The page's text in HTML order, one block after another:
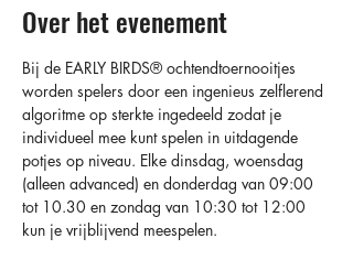
Over het evenement
Bij de EARLY BIRDS®️ ochtendtoernooitjes
worden spelers door een ingenieus zelflerend
algoritme op sterkte ingedeeld zodat je
individueel mee kunt spelen in uitdagende
potjes op niveau. Elke dinsdag, woensdag
(alleen advanced) en donderdag van 09:00
tot 10.30 en zondag van 10:30 tot 12:00
kun je vrijblijvend meespelen.